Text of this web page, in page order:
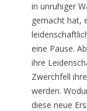
in unruhiger
gemacht hat,
eine Pause.
ihre
Zwerchfell
werden.
diese neue